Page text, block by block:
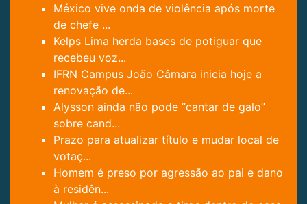
México vive onda de violência após morte
de chefe ...
Kelps Lima herda bases de potiguar que
recebeu voz...
IFRN Campus João Câmara inicia hoje a
renovação de...
Alysson ainda não pode “cantar de galo”
sobre cand...
Prazo para atualizar título e mudar local de
votaç...
Homem é preso por agressão ao pai e dano
à residên...